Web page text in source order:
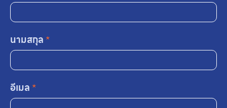
นามสกุล *
อีเมล *